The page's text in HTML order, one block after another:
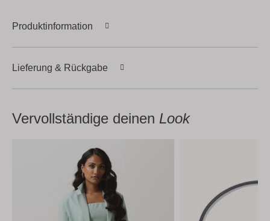
Produktinformation
Lieferung & Rückgabe
Vervollständige deinen Look